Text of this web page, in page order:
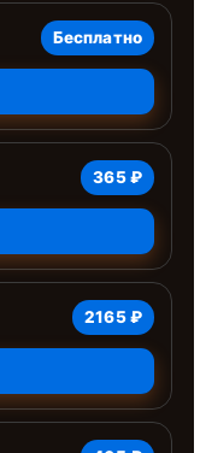
Бесплатно
365 ₽
2165 ₽